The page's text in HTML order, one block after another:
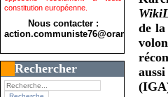
constitution européenne.
Nous contacter :
action.communiste76@orange.fr>
Rechercher
de la